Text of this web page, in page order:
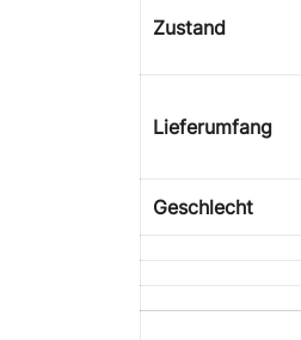
Zustand
Lieferumfang
Geschlecht